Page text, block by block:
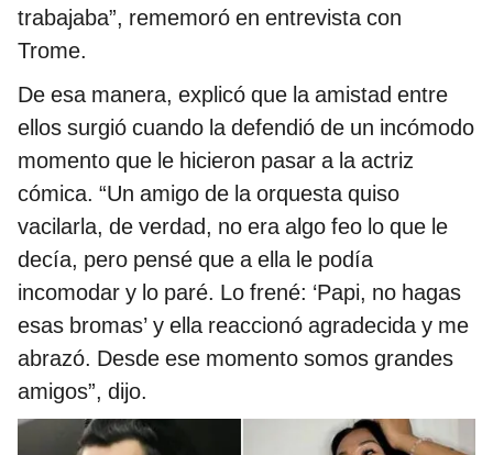
trabajaba”, rememoró en entrevista con
Trome.
De esa manera, explicó que la amistad entre
ellos surgió cuando la defendió de un incómodo
momento que le hicieron pasar a la actriz
cómica. “Un amigo de la orquesta quiso
vacilarla, de verdad, no era algo feo lo que le
decía, pero pensé que a ella le podía
incomodar y lo paré. Lo frené: ‘Papi, no hagas
esas bromas’ y ella reaccionó agradecida y me
abrazó. Desde ese momento somos grandes
amigos”, dijo.